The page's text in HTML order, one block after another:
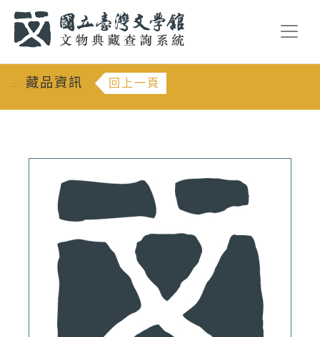
::: 藏品資訊 回上一頁